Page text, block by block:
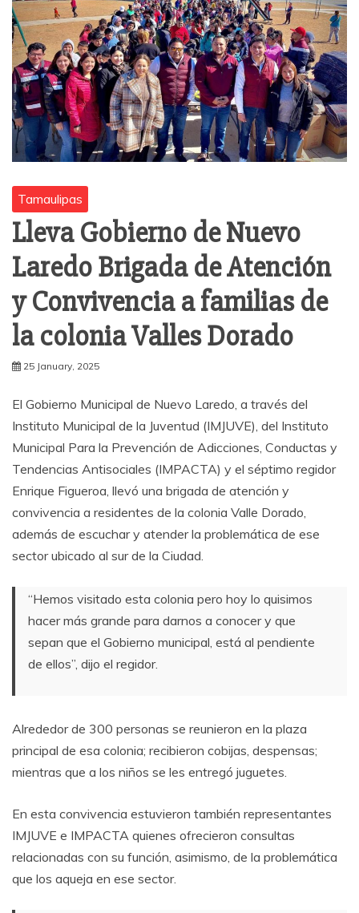
Tamaulipas
Lleva Gobierno de Nuevo
Laredo Brigada de Atención
y Convivencia a familias de
la colonia Valles Dorado
25 January, 2025
El Gobierno Municipal de Nuevo Laredo, a través del
Instituto Municipal de la Juventud (IMJUVE), del Instituto
Municipal Para la Prevención de Adicciones, Conductas y
Tendencias Antisociales (IMPACTA) y el séptimo regidor
Enrique Figueroa, llevó una brigada de atención y
convivencia a residentes de la colonia Valle Dorado,
además de escuchar y atender la problemática de ese
sector ubicado al sur de la Ciudad.
“Hemos visitado esta colonia pero hoy lo quisimos
hacer más grande para darnos a conocer y que
sepan que el Gobierno municipal, está al pendiente
de ellos”, dijo el regidor.
Alrededor de 300 personas se reunieron en la plaza
principal de esa colonia; recibieron cobijas, despensas;
mientras que a los niños se les entregó juguetes.
En esta convivencia estuvieron también representantes
IMJUVE e IMPACTA quienes ofrecieron consultas
relacionadas con su función, asimismo, de la problemática
que los aqueja en ese sector.